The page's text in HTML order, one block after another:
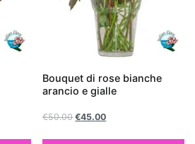
Bouquet di rose bianche
arancio e gialle
€50.00 €45.00
rappresentano
Non
solo
aggiungono